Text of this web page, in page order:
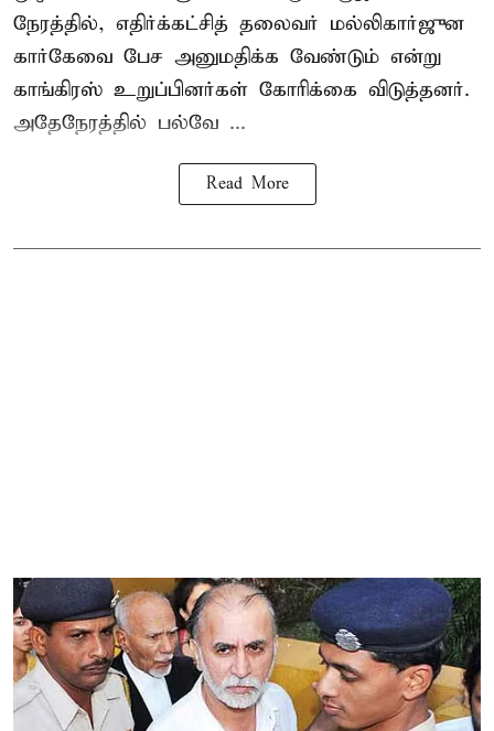
நேரத்தில், எதிர்க்கட்சித் தலைவர் மல்லிகார்ஜுன
கார்கேவை பேச அனுமதிக்க வேண்டும் என்று
காங்கிரஸ் உறுப்பினர்கள் கோரிக்கை விடுத்தனர்.
அதேநேரத்தில் பல்வே ...
Read More